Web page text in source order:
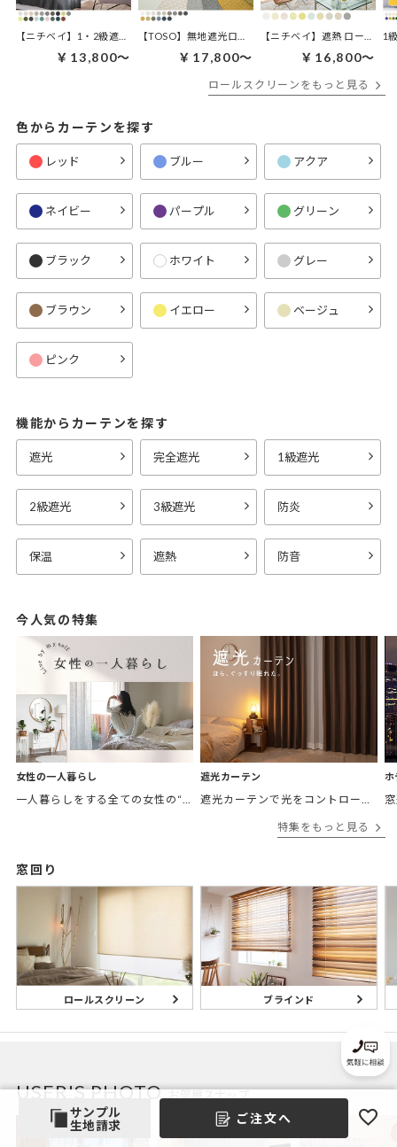
【ニチベイ】1・2級遮光 ロールスクリーン | ラフィー遮光
￥13,800～
【TOSO】無地遮光ロールスクリーン | ルノファブ遮光
￥17,800～
【ニチベイ】遮熱 ロールス
￥16,800～
1
ロールスクリーンをもっと見る
色からカーテンを探す
レッド ブルー アクア
ネイビー パープル グリーン
ブラック ホワイト グレー
ブラウン イエロー ベージュ
ピンク
機能からカーテンを探す
遮光 完全遮光 1級遮光
2級遮光 3級遮光 防炎
保温 遮熱 防音
今人気の特集
女性の一人暮らし
一人暮らしをする全ての女性の“欲しかったカーテン”がここにある。
遮光カーテン
遮光カーテンで光をコントロールし
特集をもっと見る
窓回り
ロールスクリーン ブラインド
USER'S PHOTO
サンプル
生地請求
ご注文へ